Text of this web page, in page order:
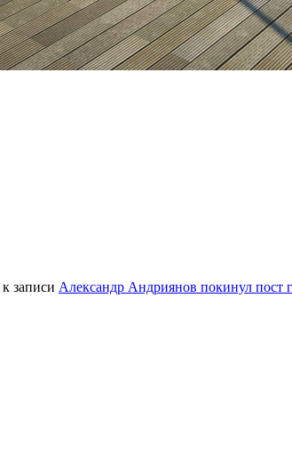
к записи Александр Андриянов покинул пост